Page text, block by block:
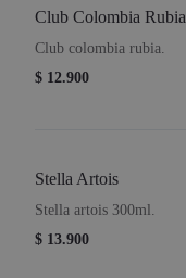
Club Colombia Rubia
Club colombia rubia.
$ 12.900
Stella Artois
Stella artois 300ml.
$ 13.900